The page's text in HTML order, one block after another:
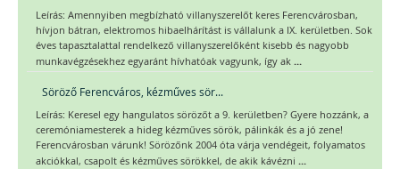
Leírás: Amennyiben megbízható villanyszerelőt keres Ferencvárosban,
hívjon bátran, elektromos hibaelhárítást is vállalunk a IX. kerületben. Sok
éves tapasztalattal rendelkező villanyszerelőként kisebb és nagyobb
munkavégzésekhez egyaránt hívhatóak vagyunk, így ak ...
Söröző Ferencváros, kézműves sör...
Leírás: Keresel egy hangulatos sörözőt a 9. kerületben? Gyere hozzánk, a
ceremóniamesterek a hideg kézműves sörök, pálinkák és a jó zene!
Ferencvárosban várunk! Sörözőnk 2004 óta várja vendégeit, folyamatos
akciókkal, csapolt és kézműves sörökkel, de akik kávézni ...